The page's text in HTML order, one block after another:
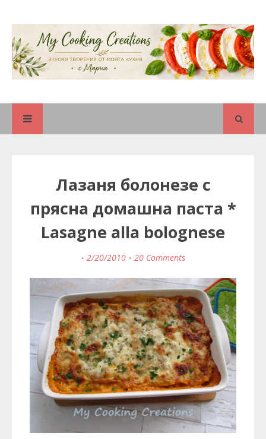
Лазаня болонезе с
прясна домашна паста *
Lasagne alla bolognese
2/20/2010 20 Comments